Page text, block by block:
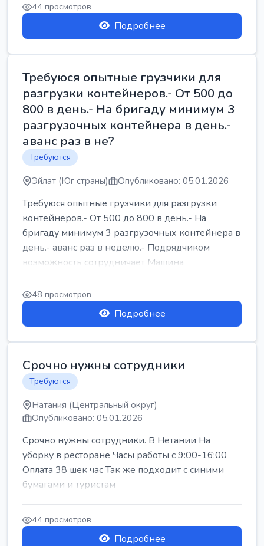
44 просмотров
Подробнее
Требуюся опытные грузчики для
разгрузки контейнеров.- От 500 до
800 в день.- На бригаду минимум 3
разгрузочных контейнера в день.-
аванс раз в не?
Требуются
Эйлат (Юг страны) Опубликовано: 05.01.2026
Требуюся опытные грузчики для разгрузки
контейнеров.- От 500 до 800 в день.- На
бригаду минимум 3 разгрузочных контейнера в
день.- аванс раз в неделю.- Подрядчиком
возможность сотрудничает Машина
48 просмотров
Подробнее
Срочно нужны сотрудники
Требуются
Натания (Центральный округ)
Опубликовано: 05.01.2026
Срочно нужны сотрудники. В Нетании На
уборку в ресторане Часы работы с 9:00-16:00
Оплата 38 шек час Так же подходит с синими
бумагами и туристам
44 просмотров
Подробнее